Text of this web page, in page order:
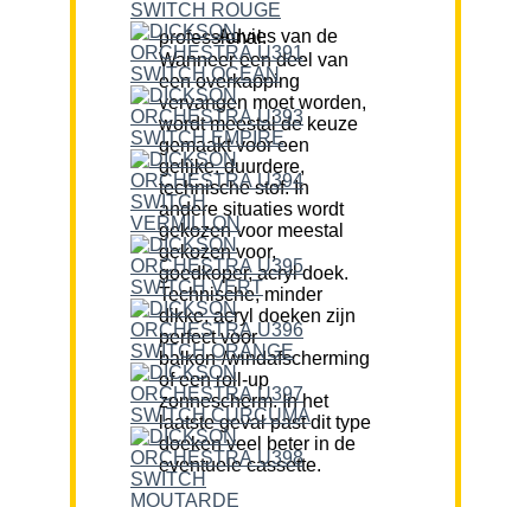
Advies van de professional:
Wanneer een deel van
een overkapping
vervangen moet worden,
wordt meestal de keuze
gemaakt voor een
gelijke, duurdere,
technische stof. In
andere situaties wordt
gekozen voor meestal
gekozen voor,
goedkoper, acryl doek.
Technische, minder
dikke, acryl doeken zijn
perfect voor
balkon-/windafscherming
of een roll-up
zonnescherm. In het
laatste geval past dit type
doeken veel beter in de
eventuele cassette.